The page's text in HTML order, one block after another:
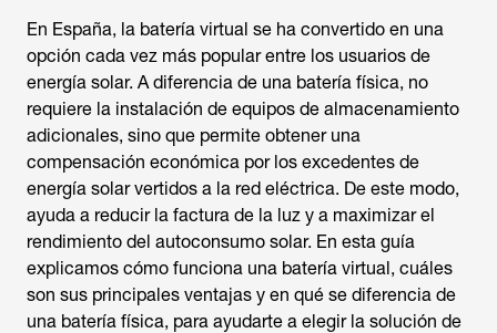
En España, la batería virtual se ha convertido en una
opción cada vez más popular entre los usuarios de
energía solar. A diferencia de una batería física, no
requiere la instalación de equipos de almacenamiento
adicionales, sino que permite obtener una
compensación económica por los excedentes de
energía solar vertidos a la red eléctrica. De este modo,
ayuda a reducir la factura de la luz y a maximizar el
rendimiento del autoconsumo solar. En esta guía
explicamos cómo funciona una batería virtual, cuáles
son sus principales ventajas y en qué se diferencia de
una batería física, para ayudarte a elegir la solución de